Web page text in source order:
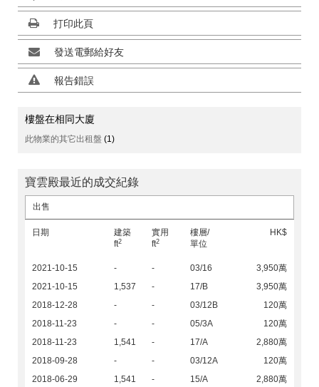
打印此頁
發送電郵給好友
報告錯誤
樓盤在相同大廈
此物業的其它出租盤 (1)
寶雲殿最近的成交紀錄
出售
日期
建築
ft2
實用
ft2
樓層/
單位
HK$
2021-10-15 - - 03/16
3,950萬
2021-10-15
1,537 - 17/B
3,950萬
2018-12-28
- - 03/12B
120萬
2018-11-23
- - 05/3A
120萬
2018-11-23
1,541 - 17/A
2,880萬
2018-09-28
- - 03/12A
120萬
2018-06-29
1,541 - 15/A
2,880萬